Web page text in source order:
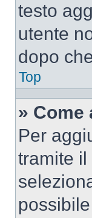
testo
utente
dopo
Top
» Come
Per
tramite